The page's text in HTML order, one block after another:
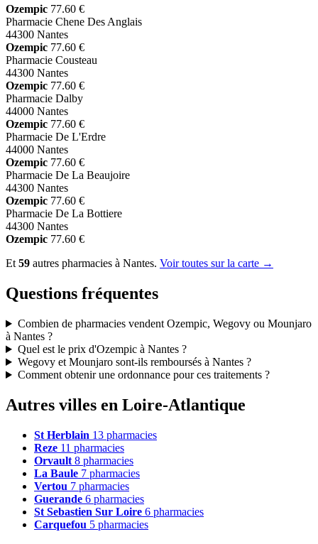
Ozempic 77.60 €
Pharmacie Chene Des Anglais
44300 Nantes
Ozempic 77.60 €
Pharmacie Cousteau
44300 Nantes
Ozempic 77.60 €
Pharmacie Dalby
44000 Nantes
Ozempic 77.60 €
Pharmacie De L'Erdre
44000 Nantes
Ozempic 77.60 €
Pharmacie De La Beaujoire
44300 Nantes
Ozempic 77.60 €
Pharmacie De La Bottiere
44300 Nantes
Ozempic 77.60 €
Et 59 autres pharmacies à Nantes. Voir toutes sur la carte →
Questions fréquentes
Combien de pharmacies vendent Ozempic, Wegovy ou Mounjaro
à Nantes ?
Quel est le prix d'Ozempic à Nantes ?
Wegovy et Mounjaro sont-ils remboursés à Nantes ?
Comment obtenir une ordonnance pour ces traitements ?
Autres villes en Loire-Atlantique
St Herblain 13 pharmacies
Reze 11 pharmacies
Orvault 8 pharmacies
La Baule 7 pharmacies
Vertou 7 pharmacies
Guerande 6 pharmacies
St Sebastien Sur Loire 6 pharmacies
Carquefou 5 pharmacies